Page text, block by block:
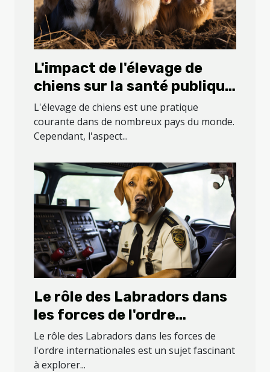
L'impact de l'élevage de
chiens sur la santé publique
: le cas de la ferme des
Carons
L'élevage de chiens est une pratique
courante dans de nombreux pays du monde.
Cependant, l'aspect...
Le rôle des Labradors dans
les forces de l'ordre
internationales
Le rôle des Labradors dans les forces de
l'ordre internationales est un sujet fascinant
à explorer...